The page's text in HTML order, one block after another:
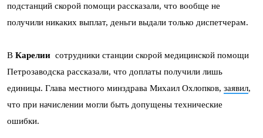
подстанций скорой помощи рассказали, что вообще не
получили никаких выплат, деньги выдали только диспетчерам.
В Карелии сотрудники станции скорой медицинской помощи
Петрозаводска рассказали, что доплаты получили лишь
единицы. Глава местного минздрава Михаил Охлопков, заявил,
что при начислении могли быть допущены технические
ошибки.